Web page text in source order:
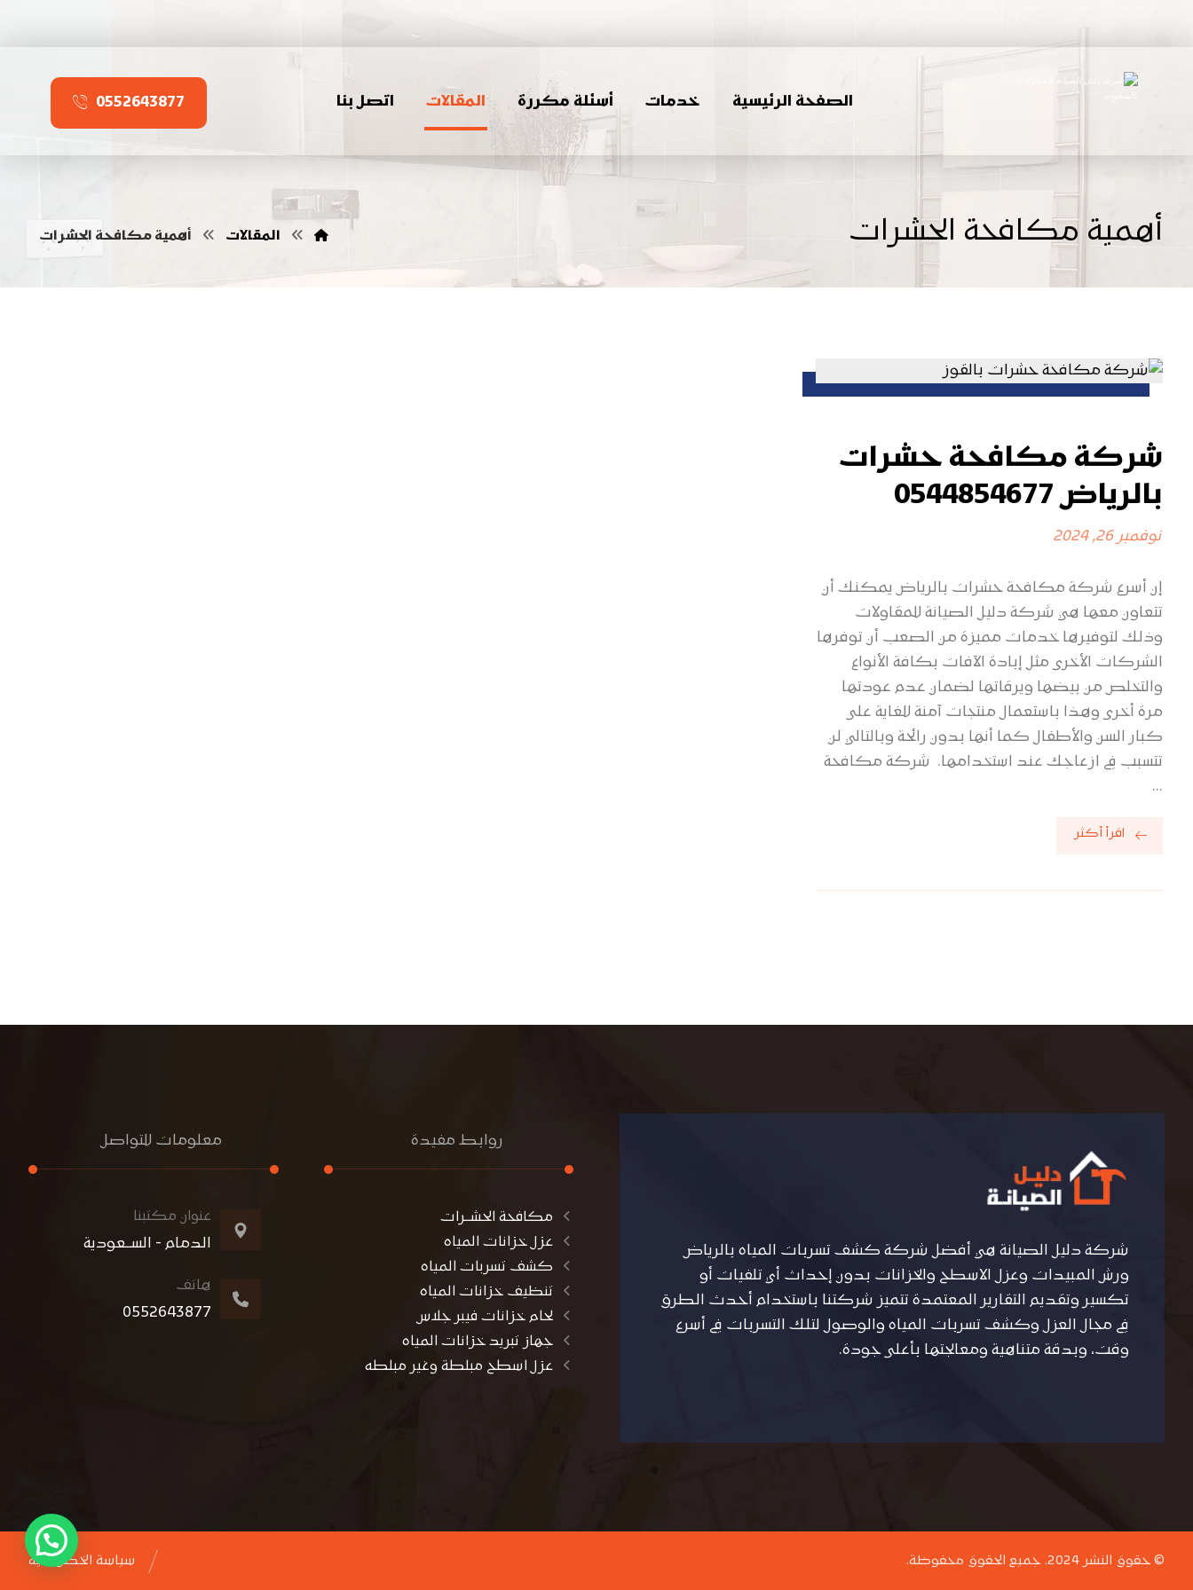
الصفحة الرئيسية خدمات أسئلة مكررة المقالات اتصل بنا 0552643877
أهمية مكافحة الحشرات المقالات أهمية مكافحة الحشرات
شركة مكافحة حشرات
بالرياض 0544854677
نوفمبر 26, 2024
إن أسرع شركة مكافحة حشرات بالرياض يمكنك أن
تتعاون معها هي شركة دليل الصيانة للمقاولات
وذلك لتوفيرها خدمات مميزة من الصعب أن توفرها
الشركات الأخرى مثل إبادة الآفات بكافة الأنواع
والتخلص من بيضها ويرقاتها لضمان عدم عودتها
مرة أخرى وهذا باستعمال منتجات آمنة للغاية على
كبار السن والأطفال كما أنها بدون رائحة وبالتالي لن
تتسبب في ازعاجك عند استخدامها. شركة مكافحة
...
اقرأ أكثر
شركة دليل الصيانة هي أفضل شركة كشف تسربات المياه بالرياض
ورش المبيدات وعزل الاسطح والخزانات بدون إحداث أي تلفيات أو
تكسير وتقديم التقارير المعتمدة تتميز شركتنا باستخدام أحدث الطرق
في مجال العزل وكشف تسربات المياه والوصول لتلك التسربات في أسرع
وقت، وبدقة متناهية ومعالجتها بأعلى جودة.
روابط مفيدة
مكافحة الحشــرات
عزل خزانات المياه
كشف تسربات المياه
تنظيف خزانات المياه
لحام خزانات فيبر جلاس
جهاز تبريد خزانات المياه
عزل اسطح مبلطة وغير مبلطه
معلومات للتواصل
عنوان مكتبنا
الدمام - الســعودية
هاتف
0552643877
© حقوق النشر 2024. جميع الحقوق محفوظة. سياسة الخصوصية